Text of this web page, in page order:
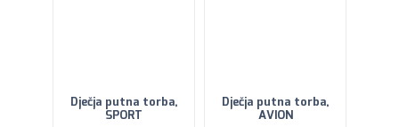
Dječja putna torba,
SPORT
Dječja putna torba,
AVION